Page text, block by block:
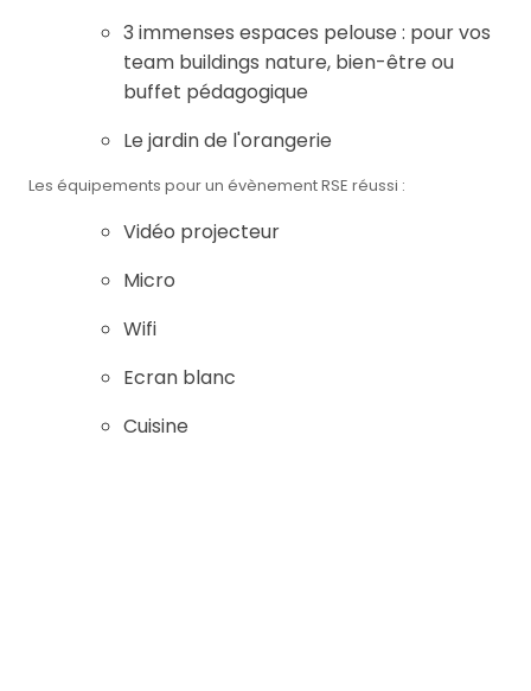
3 immenses espaces pelouse : pour vos
team buildings nature, bien-être ou
buffet pédagogique
Le jardin de l'orangerie
Les équipements pour un évènement RSE réussi :
Vidéo projecteur
Micro
Wifi
Ecran blanc
Cuisine